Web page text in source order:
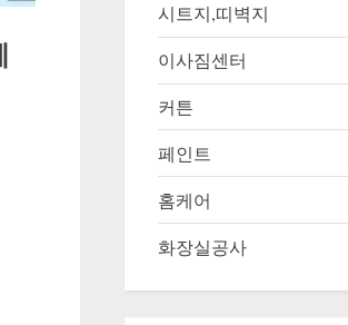
시트지,띠벽지
이사짐센터
커튼
페인트
홈케어
화장실공사